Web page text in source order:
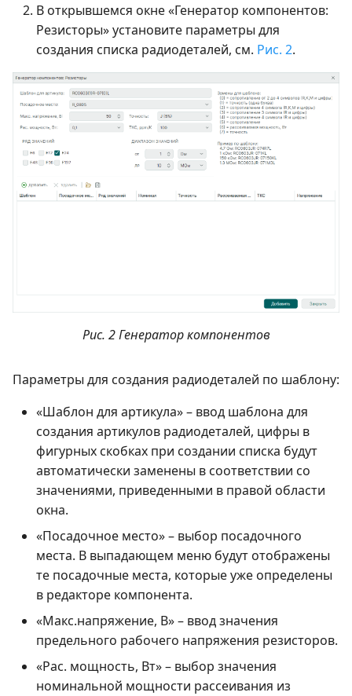
В открывшемся окне «Генератор компонентов:
Резисторы» установите параметры для
создания списка радиодеталей, см. Рис. 2.
Рис. 2 Генератор компонентов
Параметры для создания радиодеталей по шаблону:
«Шаблон для артикула» – ввод шаблона для
создания артикулов радиодеталей, цифры в
фигурных скобках при создании списка будут
автоматически заменены в соответствии со
значениями, приведенными в правой области
окна.
«Посадочное место» – выбор посадочного
места. В выпадающем меню будут отображены
те посадочные места, которые уже определены
в редакторе компонента.
«Макс.напряжение, В» – ввод значения
предельного рабочего напряжения резисторов.
«Рас. мощность, Вт» – выбор значения
номинальной мощности рассеивания из